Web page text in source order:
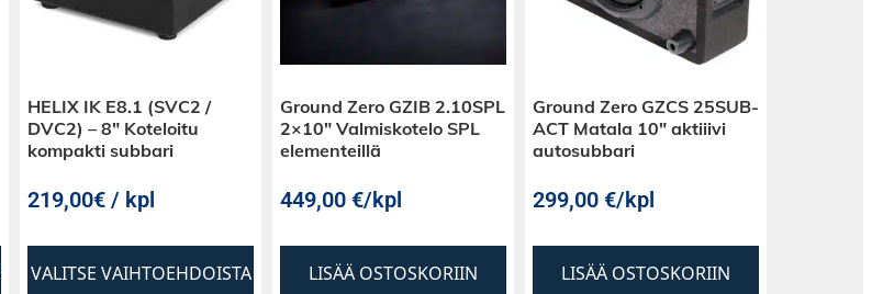
HELIX IK E8.1 (SVC2 /
DVC2) – 8″ Koteloitu
kompakti subbari
219,00€ / kpl
VALITSE VAIHTOEHDOISTA
Ground Zero GZIB 2.10SPL
2×10″ Valmiskotelo SPL
elementeillä
449,00 €/kpl
LISÄÄ OSTOSKORIIN
Ground Zero GZCS 25SUB-
ACT Matala 10″ aktiiivi
autosubbari
299,00 €/kpl
LISÄÄ OSTOSKORIIN